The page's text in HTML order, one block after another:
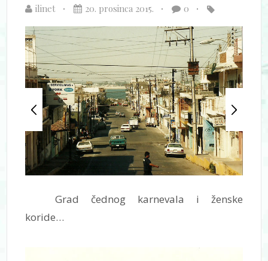
ilinet 20. prosinca 2015. 0
Grad čednog karnevala i ženske
koride…